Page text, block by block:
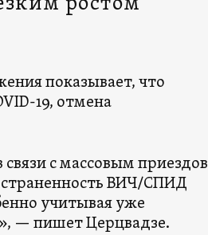
показывает, что
19, отмена
связи с массовым приездов
ВИЧ/СПИД
учитывая уже
— пишет Церцвадзе.